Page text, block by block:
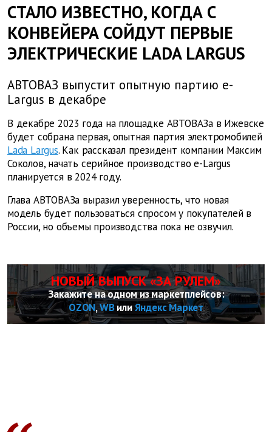
СТАЛО ИЗВЕСТНО, КОГДА С
КОНВЕЙЕРА СОЙДУТ ПЕРВЫЕ
ЭЛЕКТРИЧЕСКИЕ LADA LARGUS
АВТОВАЗ выпустит опытную партию e-
Largus в декабре
В декабре 2023 года на площадке АВТОВАЗа в Ижевске
будет собрана первая, опытная партия электромобилей
Lada Largus. Как рассказал президент компании Максим
Соколов, начать серийное производство e-Largus
планируется в 2024 году.
Глава АВТОВАЗа выразил уверенность, что новая
модель будет пользоваться спросом у покупателей в
России, но объемы производства пока не озвучил.
НОВЫЙ ВЫПУСК «ЗА РУЛЕМ»
Закажите на одном из маркетплейсов:
OZON,WBилиЯндекс Маркет